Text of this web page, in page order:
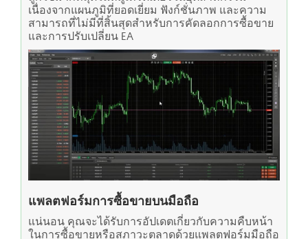
เนื่องจากแผนภูมิที่ยอดเยี่ยม ฟังก์ชั่นภาพ และความ
สามารถที่ไม่มีที่สิ้นสุดสำหรับการคัดลอกการซื้อขาย
และการปรับเปลี่ยน EA
แพลตฟอร์มการซื้อขายบนมือถือ
แน่นอน คุณจะได้รับการอัปเดตเกี่ยวกับความคืบหน้า
ในการซื้อขายหรือสภาวะตลาดด้วยแพลตฟอร์มมือถือ